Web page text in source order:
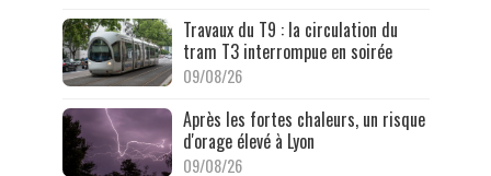
Travaux du T9 : la circulation du
tram T3 interrompue en soirée
09/08/26
Après les fortes chaleurs, un risque
d'orage élevé à Lyon
09/08/26